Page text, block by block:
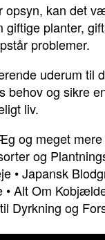
kan det
planter,
problemer.
uderum til
og sikre
liv.
og meget mere
og
•Japansk
•Alt Om
Dyrkning og